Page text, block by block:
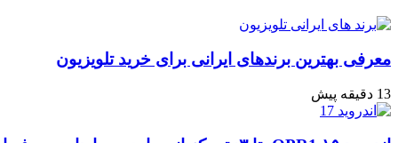
ایمیل
معرفی بهترین برندهای ایرانی برای خرید تلویزیون
13 دقیقه پیش